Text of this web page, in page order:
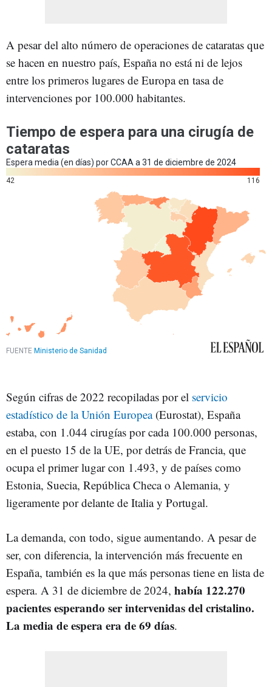
A pesar del alto número de operaciones de cataratas que
se hacen en nuestro país, España no está ni de lejos
entre los primeros lugares de Europa en tasa de
intervenciones por 100.000 habitantes.
Según cifras de 2022 recopiladas por el servicio
estadístico de la Unión Europea(Eurostat), España
estaba, con 1.044 cirugías por cada 100.000 personas,
en el puesto 15 de la UE, por detrás de Francia, que
ocupa el primer lugar con 1.493, y de países como
Estonia, Suecia, República Checa o Alemania, y
ligeramente por delante de Italia y Portugal.
La demanda, con todo, sigue aumentando. A pesar de
ser, con diferencia, la intervención más frecuente en
España, también es la que más personas tiene en lista de
espera. A 31 de diciembre de 2024, había 122.270
pacientes esperando ser intervenidas del cristalino.
La media de espera era de 69 días.